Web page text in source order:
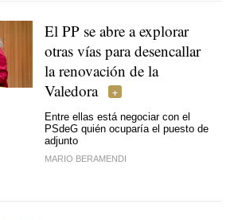
El PP se abre a explorar
otras vías para desencallar
la renovación de la
Valedora
Entre ellas está negociar con el
PSdeG quién ocuparía el puesto de
adjunto
MARIO BERAMENDI